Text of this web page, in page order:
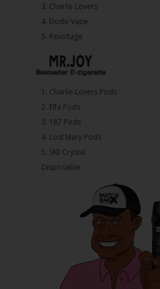
3.⁠ ⁠⁠Charlie Lovers
4.⁠ ⁠⁠Dodo Vape
5. ⁠Revoltage
1.⁠ ⁠Charlie Lovers Pods
2.⁠ ⁠⁠Elfa Pods
3.⁠ ⁠⁠187 Pods
4.⁠ ⁠⁠Lost Mary Pods
5.⁠ ⁠⁠SKE Crystal
Disposable